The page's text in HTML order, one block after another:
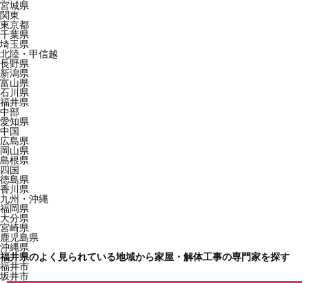
宮城県
関東
東京都
千葉県
埼玉県
北陸・甲信越
長野県
新潟県
富山県
石川県
福井県
中部
愛知県
中国
広島県
岡山県
島根県
四国
徳島県
香川県
九州・沖縄
福岡県
大分県
宮崎県
鹿児島県
沖縄県
福井県のよく見られている地域から家屋・解体工事の専門家を探す
福井市
坂井市